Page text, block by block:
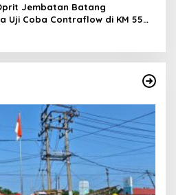
Jembatan Batang
Uji Coba Contraflow di KM 55